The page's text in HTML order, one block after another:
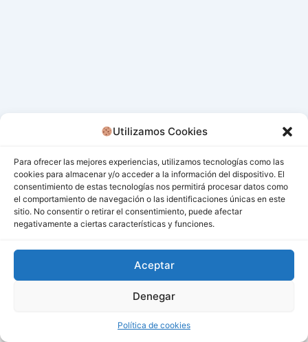
Utilizamos Cookies
Para ofrecer las mejores experiencias, utilizamos tecnologías como las
cookies para almacenar y/o acceder a la información del dispositivo. El
consentimiento de estas tecnologías nos permitirá procesar datos como
el comportamiento de navegación o las identificaciones únicas en este
sitio. No consentir o retirar el consentimiento, puede afectar
negativamente a ciertas características y funciones.
Aceptar
Denegar
Política de cookies
Todos los derechos © 2026 San Miguel De Los Bancos |